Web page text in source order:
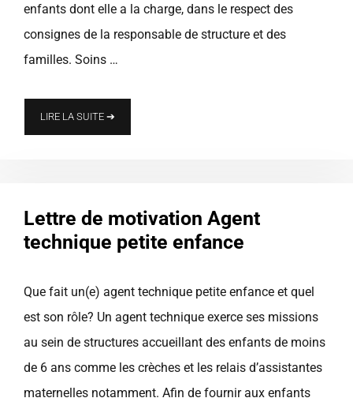
enfants dont elle a la charge, dans le respect des
consignes de la responsable de structure et des
familles. Soins …
LIRE LA SUITE ➔
Lettre de motivation Agent
technique petite enfance
Que fait un(e) agent technique petite enfance et quel
est son rôle? Un agent technique exerce ses missions
au sein de structures accueillant des enfants de moins
de 6 ans comme les crèches et les relais d’assistantes
maternelles notamment. Afin de fournir aux enfants